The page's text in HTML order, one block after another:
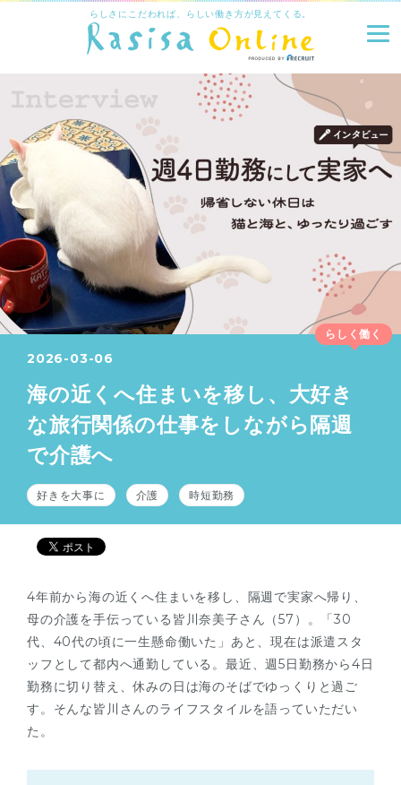
らしさにこだわれば、らしい働き方が見えてくる。
2026-03-06
海の近くへ住まいを移し、大好き
な旅行関係の仕事をしながら隔週
で介護へ
らしく働く
好きを大事に 介護 時短勤務
4年前から海の近くへ住まいを移し、隔週で実家へ帰り、
母の介護を手伝っている皆川奈美子さん（57）。「30
代、40代の頃に一生懸命働いた」あと、現在は派遣スタ
ッフとして都内へ通勤している。最近、週5日勤務から4日
勤務に切り替え、休みの日は海のそばでゆっくりと過ご
す。そんな皆川さんのライフスタイルを語っていただい
た。